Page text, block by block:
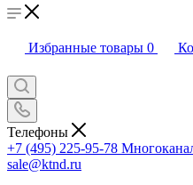
Избранные товары 0
Телефоны
+7 (495) 225-95-78
sale@ktnd.ru